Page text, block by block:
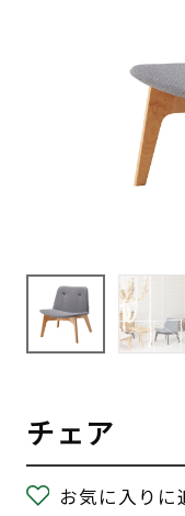
チェア
お気に入りに